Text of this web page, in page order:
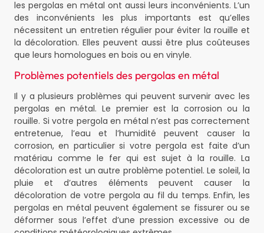
les pergolas en métal ont aussi leurs inconvénients. L’un
des inconvénients les plus importants est qu’elles
nécessitent un entretien régulier pour éviter la rouille et
la décoloration. Elles peuvent aussi être plus coûteuses
que leurs homologues en bois ou en vinyle.
Problèmes potentiels des pergolas en métal
Il y a plusieurs problèmes qui peuvent survenir avec les
pergolas en métal. Le premier est la corrosion ou la
rouille. Si votre pergola en métal n’est pas correctement
entretenue, l’eau et l’humidité peuvent causer la
corrosion, en particulier si votre pergola est faite d’un
matériau comme le fer qui est sujet à la rouille. La
décoloration est un autre problème potentiel. Le soleil, la
pluie et d’autres éléments peuvent causer la
décoloration de votre pergola au fil du temps. Enfin, les
pergolas en métal peuvent également se fissurer ou se
déformer sous l’effet d’une pression excessive ou de